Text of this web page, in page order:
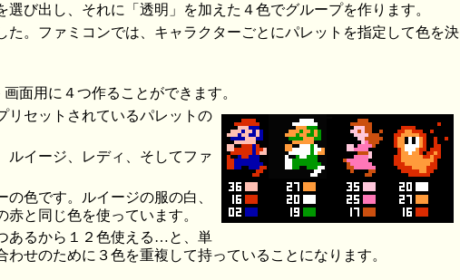
び出し、それに「透明」を加えた４色でグループを作ります。
た。ファミコンでは、キャラクターごとにパレットを指定して色を決
面用に４つ作ることができます。
リセットされているパレットの
ルイージ、レディ、そしてファ
色です。ルイージの服の白、
と同じ色を使っています。
あるから１２色使える…と、単
せのために３色を重複して持っていることになります。